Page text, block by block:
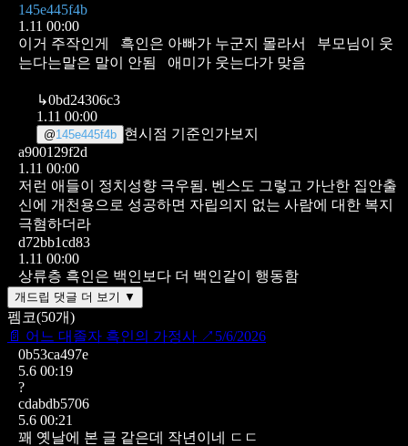
145e445f4b
1.11 00:00
이거 주작인게
흑인은 아빠가 누군지 몰라서
부모님이 웃
는다는말은 말이 안됨
애미가 웃는다가 맞음
↳0bd24306c3
1.11 00:00
@145e445f4b 현시점 기준인가보지
a900129f2d
1.11 00:00
저런 애들이 정치성향 극우됨. 벤스도 그렇고 가난한 집안출
신에 개천용으로 성공하면 자립의지 없는 사람에 대한 복지
극혐하더라
d72bb1cd83
1.11 00:00
상류층 흑인은 백인보다 더 백인같이 행동함
개드립 댓글 더 보기 ▼
펨코(50개)
📄 어느 대졸자 흑인의 가정사 ↗ 5/6/2026
0b53ca497e
5.6 00:19
?
cdabdb5706
5.6 00:21
꽤 옛날에 본 글 같은데 작년이네 ㄷㄷ